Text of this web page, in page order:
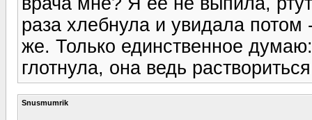
раза хлебнула и увидала потом
же. Только единственное
глотнула, она ведь
Snusmumrik